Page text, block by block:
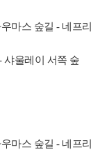
마스 숲길 - 네프리
샤울레이 서쪽 숲
마스 숲길 - 네프리